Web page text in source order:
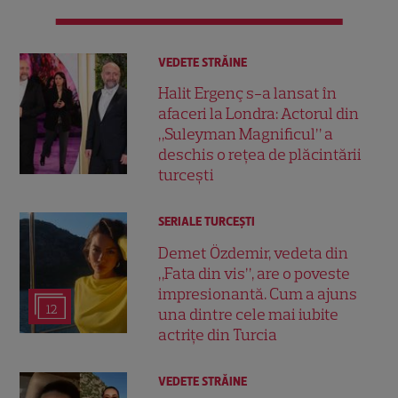
VEDETE STRĂINE
Halit Ergenç s-a lansat în
afaceri la Londra: Actorul din
„Suleyman Magnificul” a
deschis o rețea de plăcintării
turcești
12
SERIALE TURCEŞTI
Demet Özdemir, vedeta din
„Fata din vis”, are o poveste
impresionantă. Cum a ajuns
una dintre cele mai iubite
actrițe din Turcia
VEDETE STRĂINE